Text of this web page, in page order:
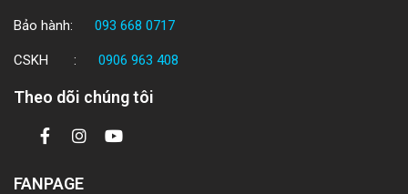
Bảo hành: 093 668 0717
CSKH : 0906 963 408
Theo dõi chúng tôi
FANPAGE